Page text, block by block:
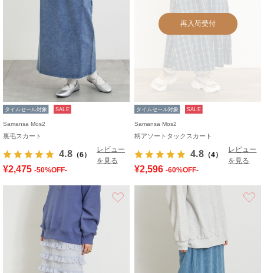
タイムセール対象 SALE
Samansa Mos2
裏毛スカート
4.8 （6）
レビュー
を見る
¥2,475 -50%OFF-
再入荷受付
タイムセール対象 SALE
Samansa Mos2
柄アソートタックスカート
4.8 （4）
レビュー
を見る
¥2,596 -60%OFF-